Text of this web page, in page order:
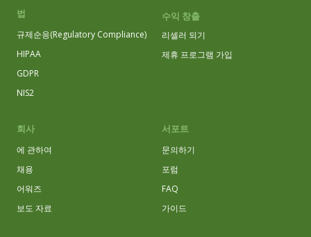
법
규제순응(Regulatory Compliance)
HIPAA
GDPR
NIS2
수익 창출
리셀러 되기
제휴 프로그램 가입
회사
에 관하여
채용
어워즈
보도 자료
서포트
문의하기
포럼
FAQ
가이드